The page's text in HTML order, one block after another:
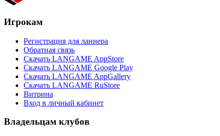
Игрокам
Регистрация для ланнера
Обратная связь
Скачать LANGAME AppStore
Скачать LANGAME Google Play
Скачать LANGAME AppGallery
Скачать LANGAME RuStore
Витрина
Вход в личный кабинет
Владельцам клубов